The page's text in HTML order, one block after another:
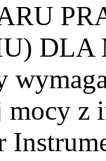
DLA
mocy